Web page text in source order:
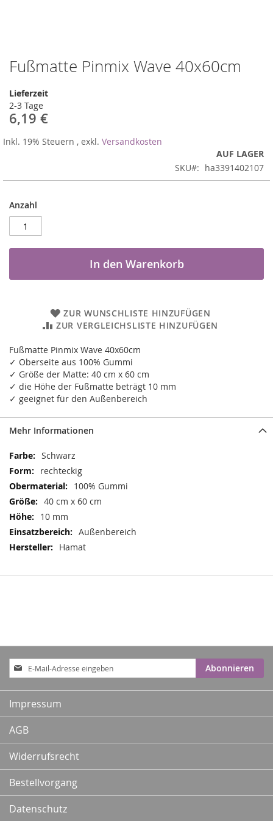
Fußmatte Pinmix Wave 40x60cm
Lieferzeit
2-3 Tage
6,19 €
Inkl. 19% Steuern , exkl. Versandkosten
AUF LAGER
SKU
ha3391402107
Anzahl
In den Warenkorb
ZUR WUNSCHLISTE HINZUFÜGEN
ZUR VERGLEICHSLISTE HINZUFÜGEN
Fußmatte Pinmix Wave 40x60cm
✓ Oberseite aus 100% Gummi
✓ Größe der Matte: 40 cm x 60 cm
✓ die Höhe der Fußmatte beträgt 10 mm
✓ geeignet für den Außenbereich
Zum
Anfang
der
Bildergalerie
springen
Mehr Informationen
Mehr
Informationen
Schwarz
rechteckig
100% Gummi
40 cm x 60 cm
10 mm
Außenbereich
Hamat
Anmeldung
zum
Newsletter:
Abonnieren
Impressum
AGB
Widerrufsrecht
Bestellvorgang
Datenschutz